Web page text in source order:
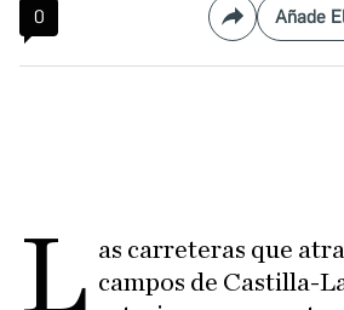
0 Compartir
Añade
L as carreteras que
campos de Castilla-